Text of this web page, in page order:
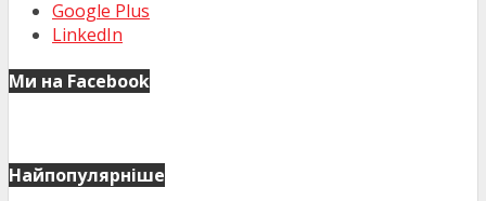
Google Plus
LinkedIn
Ми на Facebook
Найпопулярніше